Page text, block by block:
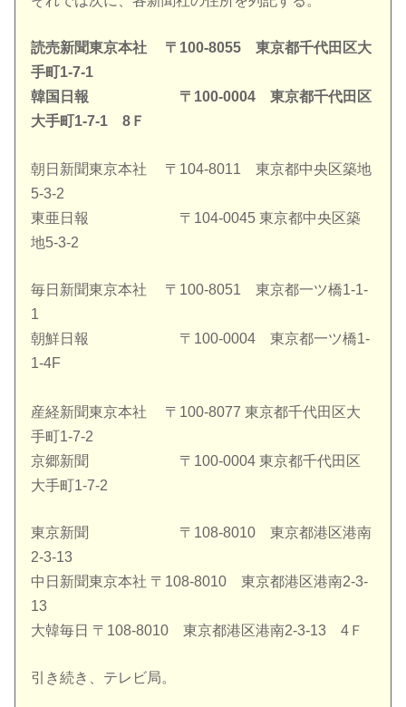
読売新聞東京本社 〒100-8055 東京都千代田区大
手町1-7-1
韓国日報 〒100-0004 東京都千代田区
大手町1-7-1 8Ｆ
朝日新聞東京本社 〒104-8011 東京都中央区築地
5-3-2
東亜日報 〒104-0045 東京都中央区築
地5-3-2
毎日新聞東京本社 〒100-8051 東京都一ツ橋1-1-
1
朝鮮日報 〒100-0004 東京都一ツ橋1-
1-4F
産経新聞東京本社 〒100-8077 東京都千代田区大
手町1-7-2
京郷新聞 〒100-0004 東京都千代田区
大手町1-7-2
東京新聞 〒108-8010 東京都港区港南
2-3-13
中日新聞東京本社 〒108-8010 東京都港区港南2-3-
13
大韓毎日 〒108-8010 東京都港区港南2-3-13 4Ｆ
引き続き、テレビ局。